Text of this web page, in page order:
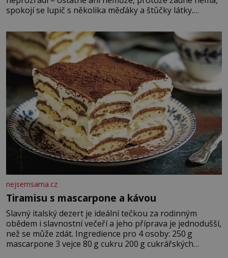
spokojí se lupič s několika měďáky a štůčky látky.
krutý. Jeho činy budí hrůzu ještě dlouho po jeho smrti
nejsemsama.cz
Tiramisu s mascarpone a kávou
Slavný italský dezert je ideální tečkou za rodinným
obědem i slavnostní večeří a jeho příprava je jednodušší,
než se může zdát. Ingredience pro 4 osoby: 250 g
mascarpone 3 vejce 80 g cukru 200 g cukrářských